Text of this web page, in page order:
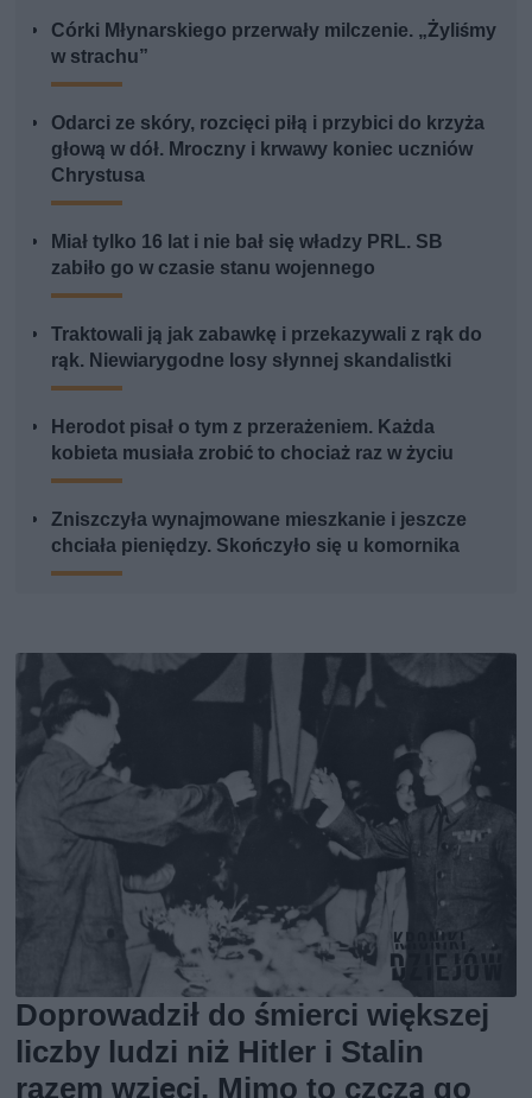
Córki Młynarskiego przerwały milczenie. „Żyliśmy
w strachu”
Odarci ze skóry, rozcięci piłą i przybici do krzyża
głową w dół. Mroczny i krwawy koniec uczniów
Chrystusa
Miał tylko 16 lat i nie bał się władzy PRL. SB
zabiło go w czasie stanu wojennego
Traktowali ją jak zabawkę i przekazywali z rąk do
rąk. Niewiarygodne losy słynnej skandalistki
Herodot pisał o tym z przerażeniem. Każda
kobieta musiała zrobić to chociaż raz w życiu
Zniszczyła wynajmowane mieszkanie i jeszcze
chciała pieniędzy. Skończyło się u komornika
Doprowadził do śmierci większej
liczby ludzi niż Hitler i Stalin
razem wzięci. Mimo to czczą go